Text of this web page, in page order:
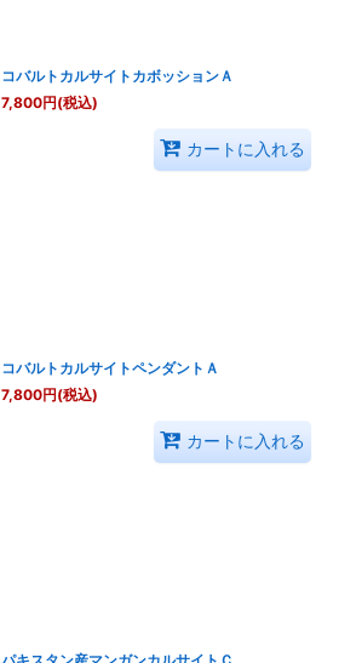
コバルトカルサイトカボッションＡ
7,800円(税込)
カートに入れる
コバルトカルサイトペンダントＡ
7,800円(税込)
カートに入れる
パキスタン産マンガンカルサイトＣ